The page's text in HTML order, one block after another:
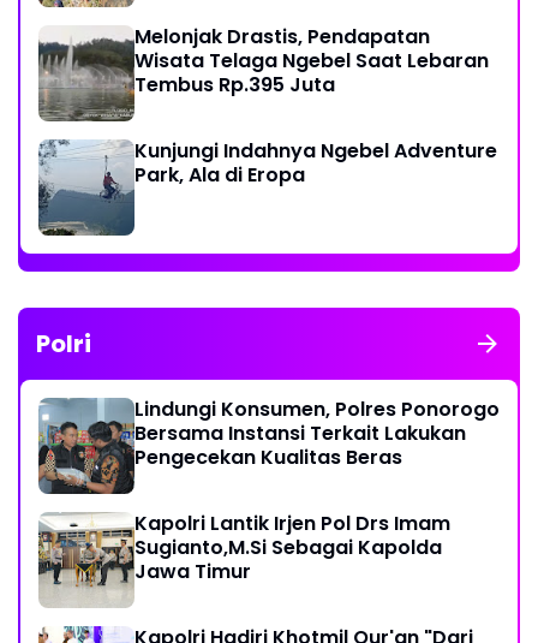
Melonjak Drastis, Pendapatan
Wisata Telaga Ngebel Saat Lebaran
Tembus Rp.395 Juta
Kunjungi Indahnya Ngebel Adventure
Park, Ala di Eropa
Polri
Lindungi Konsumen, Polres Ponorogo
Bersama Instansi Terkait Lakukan
Pengecekan Kualitas Beras
Kapolri Lantik Irjen Pol Drs Imam
Sugianto,M.Si Sebagai Kapolda
Jawa Timur